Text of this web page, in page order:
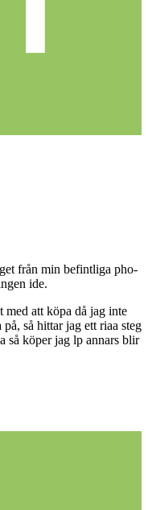
från min befintliga pho-
ide.
med att köpa då jag inte
så hittar jag ett riaa steg
så köper jag lp annars blir